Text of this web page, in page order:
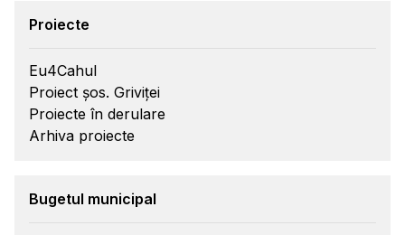
Proiecte
Eu4Cahul
Proiect șos. Griviței
Proiecte în derulare
Arhiva proiecte
Bugetul municipal